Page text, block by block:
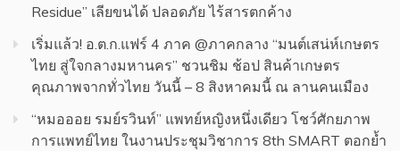
Residue” เลียขนได้ ปลอดภัย ไร้สารตกค้าง
เริ่มแล้ว! อ.ต.ก.แฟร์ 4 ภาค @ภาคกลาง “มนต์เสน่ห์เกษตร
ไทย สู่ใจกลางมหานคร” ชวนชิม ช้อป สินค้าเกษตร
คุณภาพจากทั่วไทย วันนี้ – 8 สิงหาคมนี้ ณ ลานคนเมือง
“หมอออย รมย์รวินท์” แพทย์หญิงหนึ่งเดียว โชว์ศักยภาพ
การแพทย์ไทย ในงานประชุมวิชาการ 8th SMART ตอกย้ำ